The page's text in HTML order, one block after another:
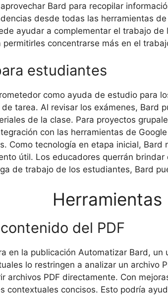
Bard para recopilar
desde todas las herramientas
ayudar a complementar el trabajo
concentrarse más en el
estudiantes
como ayuda de estudio para
tarea. Al revisar los exámenes,
de la clase. Para proyectos
con las herramientas de
Como tecnología en etapa inicial,
útil. Los educadores querrán
de trabajo de los estudiantes, Bard
del PDF
en la publicación Automatizar Bard,
lo restringen a analizar un archivo
archivos PDF directamente. Con
contextuales concisos. Esto podría